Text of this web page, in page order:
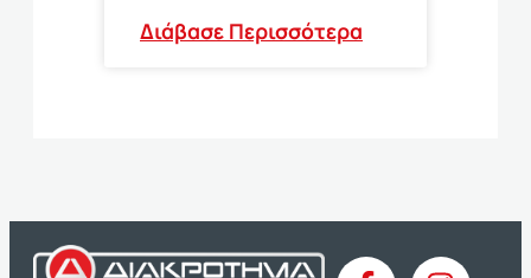
Διάβασε Περισσότερα